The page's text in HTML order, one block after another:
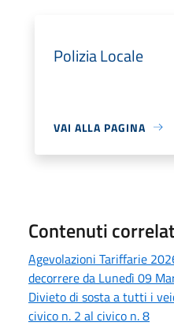
Polizia Locale
VAI ALLA PAGINA
Contenuti
Agevolazioni Tariffarie
decorrere da Lunedì 09
Divieto di sosta a tutti i
civico n. 2 al civico n. 8